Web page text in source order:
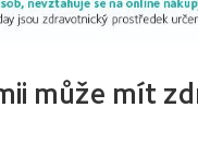
může mít